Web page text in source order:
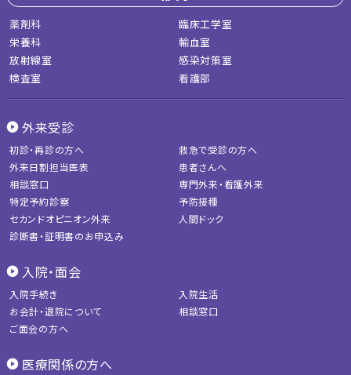
薬剤科
栄養科
放射線室
検査室
臨床工学室
輸血室
感染対策室
看護部
外来受診
初診・再診の方へ
救急で受診の方へ
外来日割担当医表
患者さんへ
相談窓口
専門外来・看護外来
特定予約診察
予防接種
セカンドオピニオン外来
人間ドック
診断書・証明書のお申込み
入院・面会
入院手続き
入院生活
お会計・退院について
相談窓口
ご面会の方へ
医療関係の方へ